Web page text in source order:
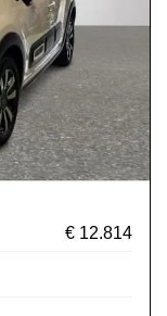
€ 12.814